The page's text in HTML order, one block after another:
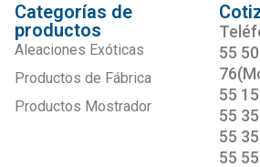
Categorías de
productos
Aleaciones Exóticas
Productos de Fábrica
Productos Mostrador
55
55
55
55
55